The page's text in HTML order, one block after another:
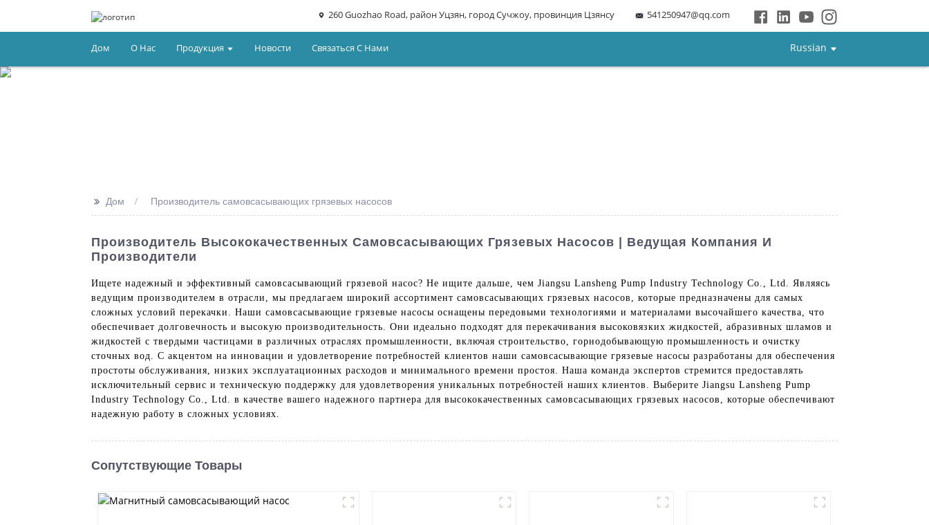
260 Guozhao Road, район Уцзян, город Сучжоу, провинция Цзянсу 541250947@qq.com
Дом О Нас Продукция Новости Связаться С Нами Russian
>> Дом Производитель самовсасывающих грязевых насосов
Производитель Высококачественных Самовсасывающих Грязевых Насосов | Ведущая Компания И
Производители
Ищете надежный и эффективный самовсасывающий грязевой насос? Не ищите дальше, чем Jiangsu Lansheng Pump Industry Technology Co., Ltd. Являясь
ведущим производителем в отрасли, мы предлагаем широкий ассортимент самовсасывающих грязевых насосов, которые предназначены для самых
сложных условий перекачки. Наши самовсасывающие грязевые насосы оснащены передовыми технологиями и материалами высочайшего качества, что
обеспечивает долговечность и высокую производительность. Они идеально подходят для перекачивания высоковязких жидкостей, абразивных шламов и
жидкостей с твердыми частицами в различных отраслях промышленности, включая строительство, горнодобывающую промышленность и очистку
сточных вод. С акцентом на инновации и удовлетворение потребностей клиентов наши самовсасывающие грязевые насосы разработаны для обеспечения
простоты обслуживания, низких эксплуатационных расходов и минимального времени простоя. Наша команда экспертов стремится предоставлять
исключительный сервис и техническую поддержку для удовлетворения уникальных потребностей наших клиентов. Выберите Jiangsu Lansheng Pump
Industry Technology Co., Ltd. в качестве вашего надежного партнера для высококачественных самовсасывающих грязевых насосов, которые обеспечивают
надежную работу в сложных условиях.
Сопутствующие Товары